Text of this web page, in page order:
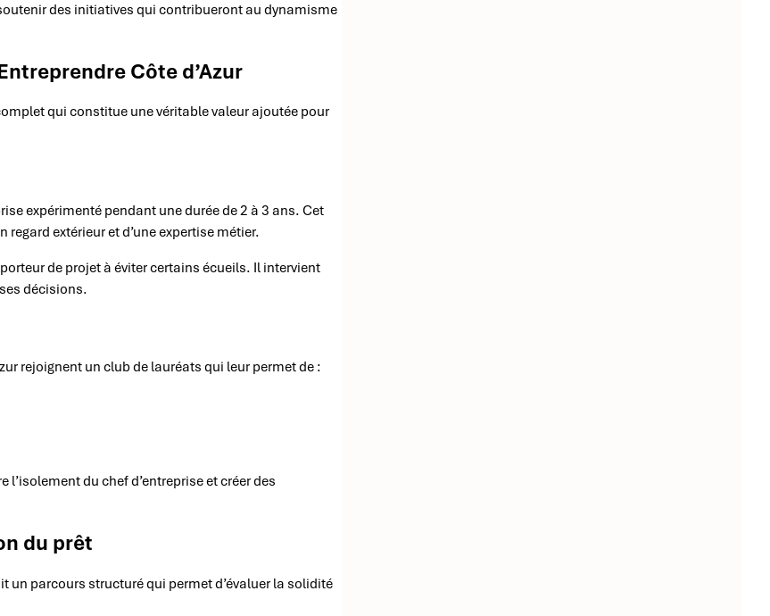
des initiatives qui contribueront au dynamisme
Côte d’Azur
qui constitue une véritable valeur ajoutée pour
expérimenté pendant une durée de 2 à 3 ans. Cet
extérieur et d’une expertise métier.
de projet à éviter certains écueils. Il intervient
décisions.
rejoignent un club de lauréats qui leur permet de :
du chef d’entreprise et créer des
du prêt
un parcours structuré qui permet d’évaluer la solidité